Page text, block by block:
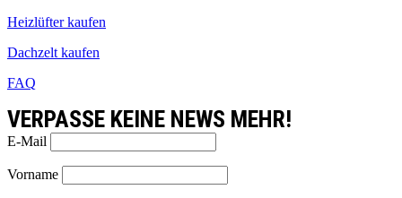
Heizlüfter kaufen
Dachzelt kaufen
FAQ
VERPASSE KEINE NEWS MEHR!
E-Mail
Vorname